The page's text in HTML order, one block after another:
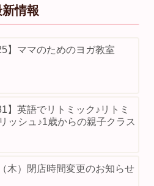
情報
】ママのためのヨガ教室
】英語でリトミック♪リトミ
ッシュ♪1歳からの親子クラス
木）閉店時間変更のお知らせ